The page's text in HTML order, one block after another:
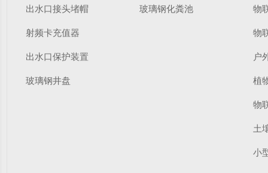
出水口接头堵帽
射频卡充值器
出水口保护装置
玻璃钢井盘
玻璃钢化粪池 物
物
户
植
物
土
小